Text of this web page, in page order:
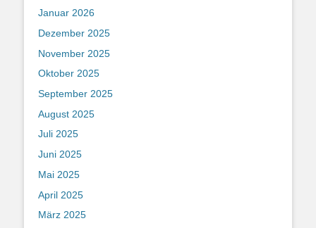
Januar 2026
Dezember 2025
November 2025
Oktober 2025
September 2025
August 2025
Juli 2025
Juni 2025
Mai 2025
April 2025
März 2025